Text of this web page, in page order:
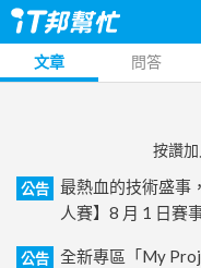
文章 問答
按讚
公告
最熱血的技術盛事
人賽】8 月 1 日賽
公告
全新專區「My